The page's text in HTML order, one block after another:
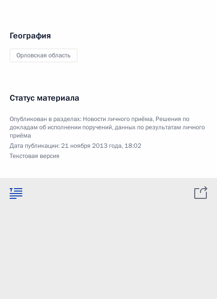
География
Орловская область
Статус материала
Опубликован в разделах: Новости личного приёма, Решения по
докладам об исполнении поручений, данных по результатам личного
приёма
Дата публикации:21 ноября 2013 года, 18:02
Текстовая версия